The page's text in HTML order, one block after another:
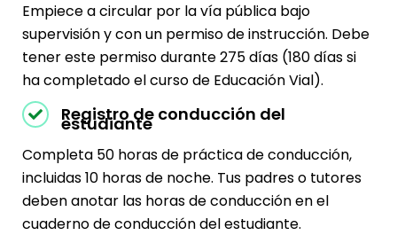
Empiece a circular por la vía pública bajo
supervisión y con un permiso de instrucción. Debe
tener este permiso durante 275 días (180 días si
ha completado el curso de Educación Vial).
Registro de conducción del
estudiante
Completa 50 horas de práctica de conducción,
incluidas 10 horas de noche. Tus padres o tutores
deben anotar las horas de conducción en el
cuaderno de conducción del estudiante.